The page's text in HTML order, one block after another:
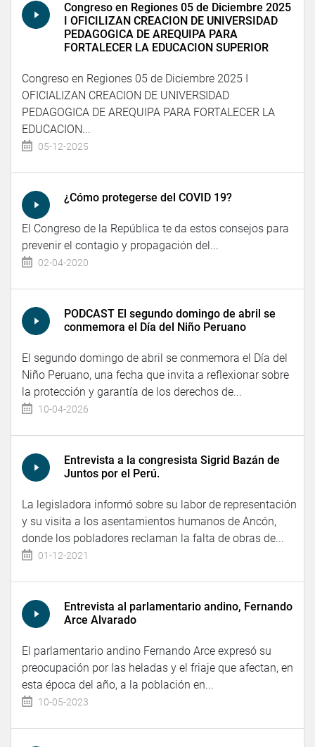
Congreso en Regiones 05 de Diciembre 2025
I OFICILIZAN CREACION DE UNIVERSIDAD
PEDAGOGICA DE AREQUIPA PARA
FORTALECER LA EDUCACION SUPERIOR
Congreso en Regiones 05 de Diciembre 2025 I
OFICIALIZAN CREACION DE UNIVERSIDAD
PEDAGOGICA DE AREQUIPA PARA FORTALECER LA
EDUCACION...
05-12-2025
¿Cómo protegerse del COVID 19?
El Congreso de la República te da estos consejos para
prevenir el contagio y propagación del...
02-04-2020
PODCAST El segundo domingo de abril se
conmemora el Día del Niño Peruano
El segundo domingo de abril se conmemora el Día del
Niño Peruano, una fecha que invita a reflexionar sobre
la protección y garantía de los derechos de...
10-04-2026
Entrevista a la congresista Sigrid Bazán de
Juntos por el Perú.
La legisladora informó sobre su labor de representación
y su visita a los asentamientos humanos de Ancón,
donde los pobladores reclaman la falta de obras de...
01-12-2021
Entrevista al parlamentario andino, Fernando
Arce Alvarado
El parlamentario andino Fernando Arce expresó su
preocupación por las heladas y el friaje que afectan, en
esta época del año, a la población en...
10-05-2023